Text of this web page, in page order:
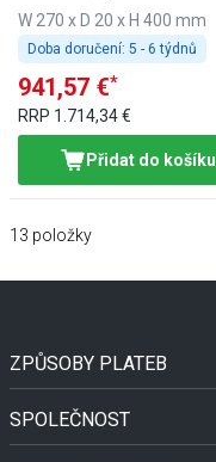
údržba
W 270 x D 20 x H 400 mm
Doba doručení: 5 - 6 týdnů
941,57 €*
RRP 1.714,34 €
Přidat do košíku
13 položky
ZPŮSOBY PLATEB
SPOLEČNOST